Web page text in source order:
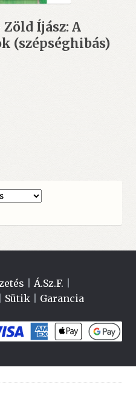
Íjász: A
(szépséghibás)
Á.Sz.F.
Sütik| Garancia